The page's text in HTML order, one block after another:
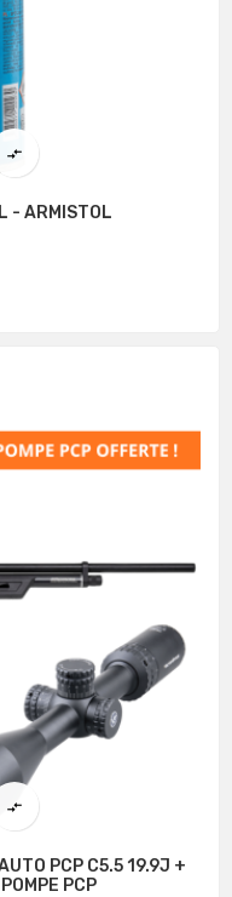

- ARMISTOL

PCP C5.5 19.9J +
PCP